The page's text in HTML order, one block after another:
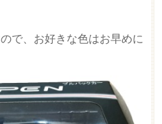
で、お好きな色はお早めに